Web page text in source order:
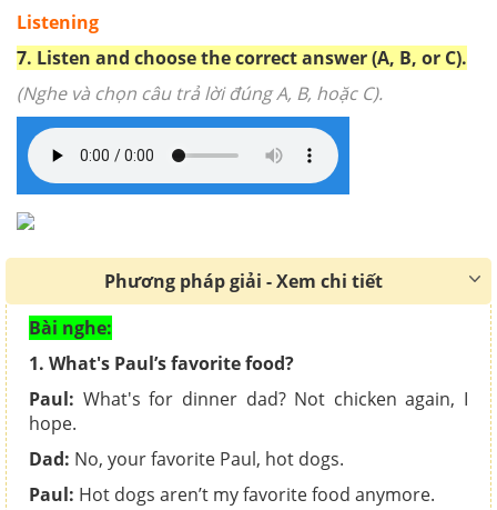
Listening
7. Listen and choose the correct answer (A, B, or C).
(Nghe và chọn câu trả lời đúng A, B, hoặc C).
Phương pháp giải - Xem chi tiết
Bài nghe:
1. What's Paul’s favorite food?
Paul: What's for dinner dad? Not chicken again, I
hope.
Dad: No, your favorite Paul, hot dogs.
Paul: Hot dogs aren’t my favorite food anymore.